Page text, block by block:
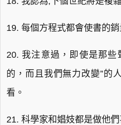
19. 每個方程式都會使書的
20. 我注意過，即使是那些
的，而且我們無力改變”的
看。
21. 科學家和娼妓都是做他們